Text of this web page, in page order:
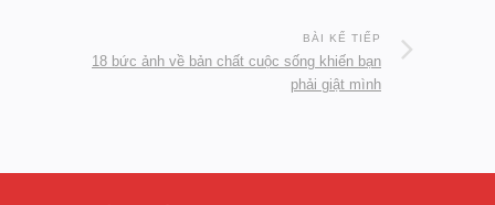
BÀI KẾ TIẾP
18 bức ảnh về bản chất cuộc sống khiến bạn
phải giật mình